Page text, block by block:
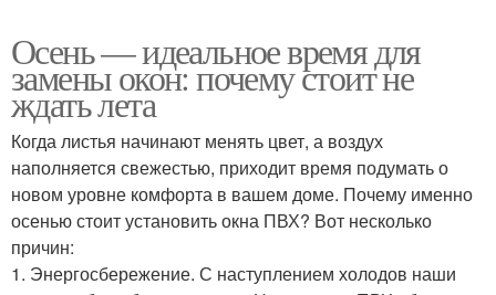
Осень — идеальное время для
замены окон: почему стоит не
ждать лета
Когда листья начинают менять цвет, а воздух
наполняется свежестью, приходит время подумать о
новом уровне комфорта в вашем доме. Почему именно
осенью стоит установить окна ПВХ? Вот несколько
причин:
1. Энергосбережение. С наступлением холодов наши